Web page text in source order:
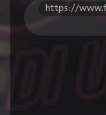
https://